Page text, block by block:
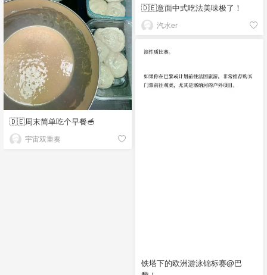
🇩🇪意面中式吃法美味极了！
汽水er
🇩🇪周末简单吃个早餐🥣
宇宙双重奏
铁塔下的欧洲游泳锦标赛@巴